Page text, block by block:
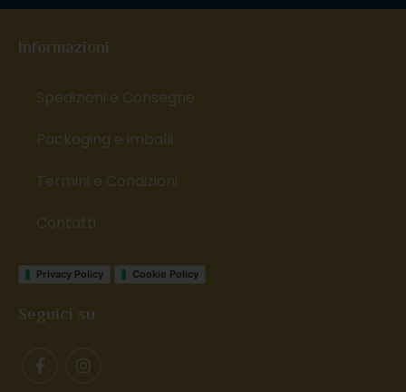
Informazioni
Spedizioni e Consegne
Packaging e imballi
Termini e Condizioni
Contatti
Privacy Policy Cookie Policy
Seguici su